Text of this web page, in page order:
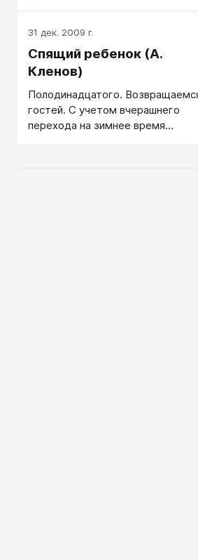
31 дек. 2009 г.
Спящий ребенок (А.
Кленов)
Полодинадцатого.
гостей. С учетом вчерашнего
перехода на зимнее время